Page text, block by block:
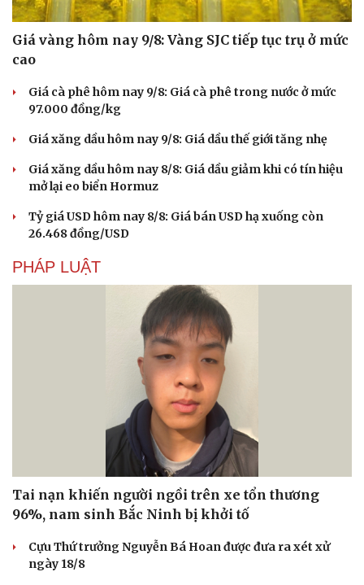
Giá vàng hôm nay 9/8: Vàng SJC tiếp tục trụ ở mức
cao
Giá cà phê hôm nay 9/8: Giá cà phê trong nước ở mức
97.000 đồng/kg
Giá xăng dầu hôm nay 9/8: Giá dầu thế giới tăng nhẹ
Giá xăng dầu hôm nay 8/8: Giá dầu giảm khi có tín hiệu
mở lại eo biển Hormuz
Tỷ giá USD hôm nay 8/8: Giá bán USD hạ xuống còn
26.468 đồng/USD
PHÁP LUẬT
Tai nạn khiến người ngồi trên xe tổn thương
96%, nam sinh Bắc Ninh bị khởi tố
Cựu Thứ trưởng Nguyễn Bá Hoan được đưa ra xét xử
ngày 18/8